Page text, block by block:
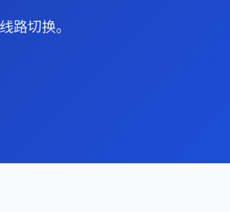
路切换。